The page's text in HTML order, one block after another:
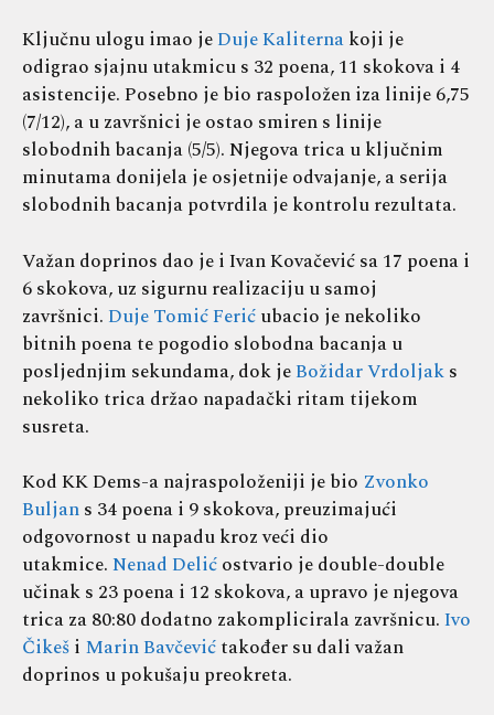
Ključnu ulogu imao jeDuje Kaliternakoji je
odigrao sjajnu utakmicu s 32 poena, 11 skokova i 4
asistencije. Posebno je bio raspoložen iza linije 6,75
(7/12), a u završnici je ostao smiren s linije
slobodnih bacanja (5/5). Njegova trica u ključnim
minutama donijela je osjetnije odvajanje, a serija
slobodnih bacanja potvrdila je kontrolu rezultata.
Važan doprinos dao je i Ivan Kovačević sa 17 poena i
6 skokova, uz sigurnu realizaciju u samoj
završnici.Duje Tomić Ferićubacio je nekoliko
bitnih poena te pogodio slobodna bacanja u
posljednjim sekundama, dok jeBožidar Vrdoljaks
nekoliko trica držao napadački ritam tijekom
susreta.
Kod KK Dems-a najraspoloženiji je bio Zvonko
Buljans 34 poena i 9 skokova, preuzimajući
odgovornost u napadu kroz veći dio
utakmice.Nenad Delićostvario je double-double
učinak s 23 poena i 12 skokova, a upravo je njegova
trica za 80:80 dodatno zakomplicirala završnicu.Ivo
Čikeši Marin Bavčevićtakođer su dali važan
doprinos u pokušaju preokreta.